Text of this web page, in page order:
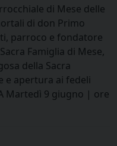
di Mese delle
di don Primo
parroco e fondatore
Famiglia di Mese,
della Sacra
e apertura ai fedeli
Martedì 9 giugno | ore